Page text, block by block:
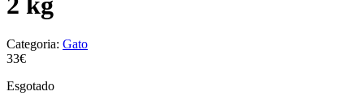
Categoria: Gato
33€
Esgotado